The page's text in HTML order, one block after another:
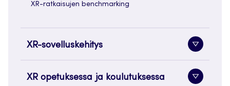
XR-ratkaisujen benchmarking
XR-sovelluskehitys
painike
XR opetuksessa ja koulutuksessa